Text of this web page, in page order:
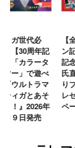
ティガ世代必
見！【30周年記
念】「カラータ
イマー」で遊べ
る『ウルトラマ
ンティガとあそ
ぼう！』2026年
７月９日発売
【
ン
記
氏
り
レ
ペ